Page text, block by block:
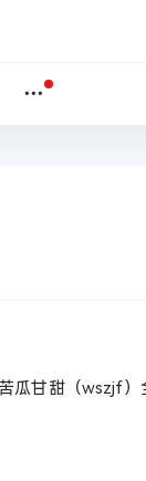
瓜甘甜（wszjf